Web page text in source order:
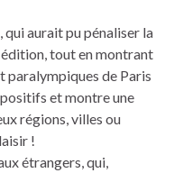
qui aurait pu pénaliser la
tout en montrant
paralympiques de Paris
et montre une
régions, villes ou
!
étrangers, qui,